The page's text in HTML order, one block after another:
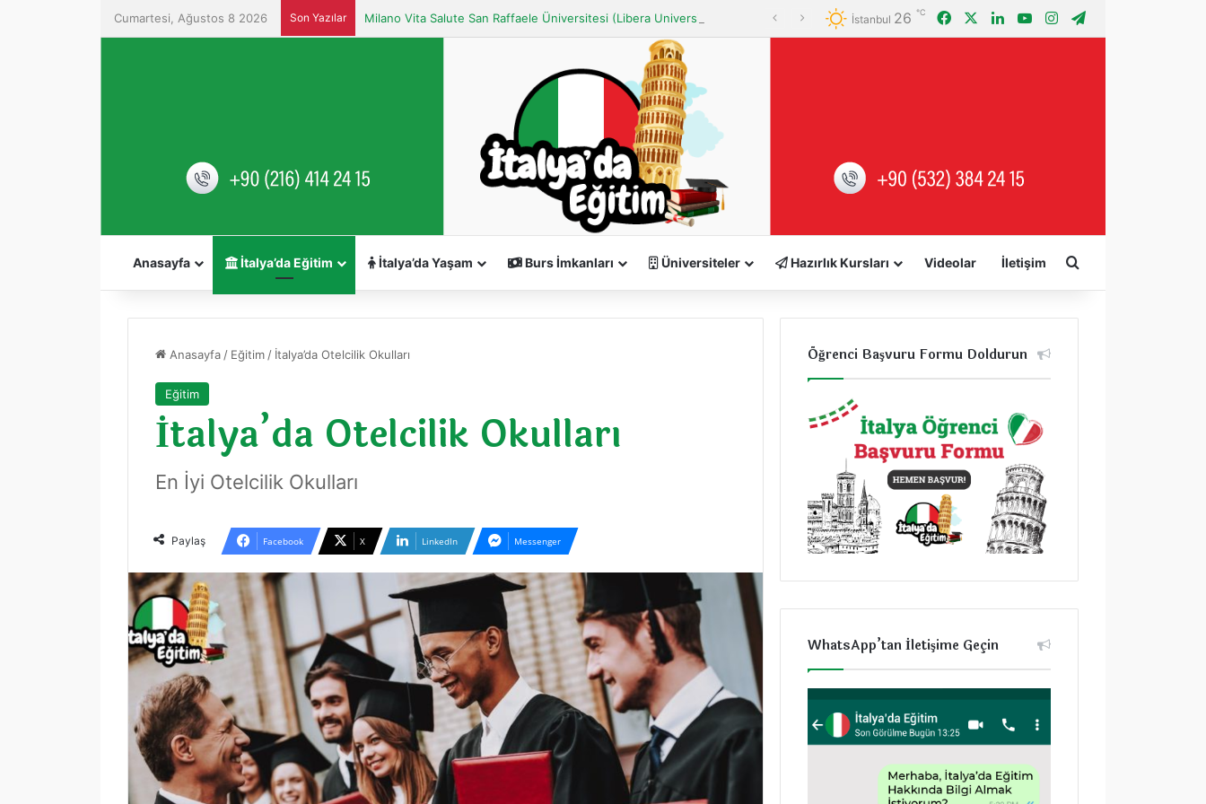
Cumartesi, Ağustos 8 2026 Son Yazılar İstanbul 26 ℃ FacebookLinkedInYouTubeInstagram
Anasayfa İtalya’da Eğitim İtalya’da Yaşam Burs İmkanları Üniversiteler Hazırlık Kursları Videolar İletişim
Anasayfa / Eğitim / İtalya’da Otelcilik Okulları
Eğitim
İtalya’da Otelcilik Okulları
En İyi Otelcilik Okulları
Paylaş Facebook X LinkedIn Messenger
Öğrenci Başvuru Formu Doldurun
WhatsApp’tan İletişime Geçin